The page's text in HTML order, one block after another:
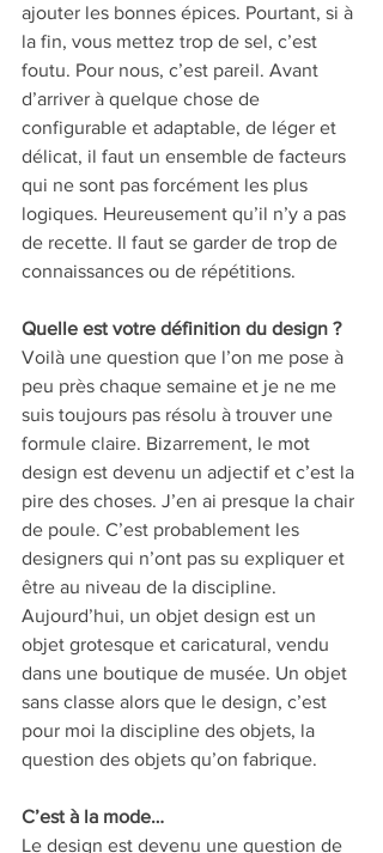
ajouter les bonnes épices. Pourtant, si à
la fin, vous mettez trop de sel, c’est
foutu. Pour nous, c’est pareil. Avant
d’arriver à quelque chose de
configurable et adaptable, de léger et
délicat, il faut un ensemble de facteurs
qui ne sont pas forcément les plus
logiques. Heureusement qu’il n’y a pas
de recette. Il faut se garder de trop de
connaissances ou de répétitions.
Quelle est votre définition du design ?
Voilà une question que l’on me pose à
peu près chaque semaine et je ne me
suis toujours pas résolu à trouver une
formule claire. Bizarrement, le mot
design est devenu un adjectif et c’est la
pire des choses. J’en ai presque la chair
de poule. C’est probablement les
designers qui n’ont pas su expliquer et
être au niveau de la discipline.
Aujourd’hui, un objet design est un
objet grotesque et caricatural, vendu
dans une boutique de musée. Un objet
sans classe alors que le design, c’est
pour moi la discipline des objets, la
question des objets qu’on fabrique.
C’est à la mode…
Le design est devenu une question de